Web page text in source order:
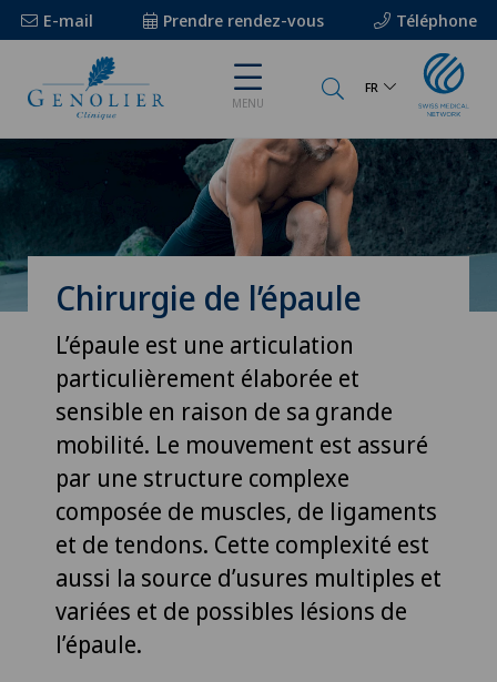
E-mail Prendre rendez-vous Téléphone
MENU
FR
Chirurgie de l’épaule
L’épaule est une articulation
particulièrement élaborée et
sensible en raison de sa grande
mobilité. Le mouvement est assuré
par une structure complexe
composée de muscles, de ligaments
et de tendons. Cette complexité est
aussi la source d’usures multiples et
variées et de possibles lésions de
l’épaule.